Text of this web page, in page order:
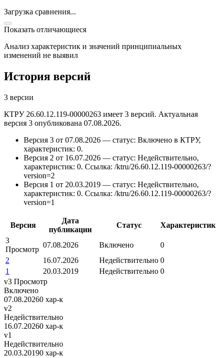
Загрузка сравнения...
Показать отличающиеся
Анализ характеристик и значений принципиальных
изменений не выявил
История версий
3 версии
КТРУ 26.60.12.119-00000263 имеет 3 версий. Актуальная
версия 3 опубликована 07.08.2026.
Версия 3 от 07.08.2026 — статус: Включено в КТРУ,
характеристик: 0.
Версия 2 от 16.07.2026 — статус: Недействительно,
характеристик: 0. Ссылка: /ktru/26.60.12.119-00000263/?
version=2
Версия 1 от 20.03.2019 — статус: Недействительно,
характеристик: 0. Ссылка: /ktru/26.60.12.119-00000263/?
version=1
Версия
Дата
публикации
Статус
Характеристик
3
Просмотр
07.08.2026 Включено
0
2
16.07.2026 Недействительно 0
1
20.03.2019 Недействительно 0
v3 Просмотр
Включено
07.08.20260 хар-к
v2
Недействительно
16.07.20260 хар-к
v1
Недействительно
20.03.20190 хар-к